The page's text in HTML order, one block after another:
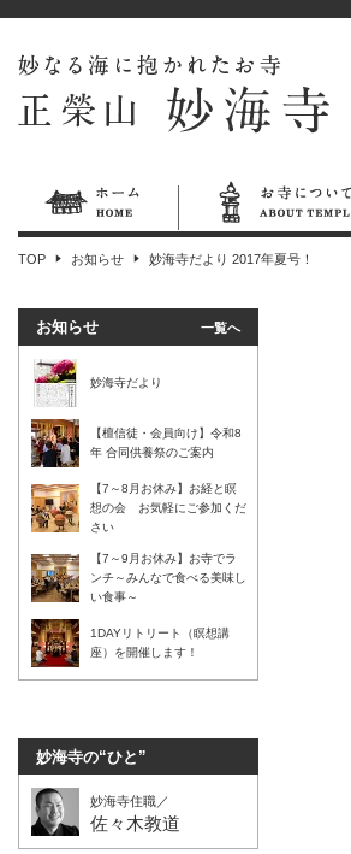
TOP お知らせ 妙海寺だより 2017年夏号！
お知らせ 一覧へ
妙海寺だより
【檀信徒・会員向け】令和8
年 合同供養祭のご案内
【7～8月お休み】お経と瞑
想の会 お気軽にご参加くだ
さい
【7～9月お休み】お寺でラ
ンチ～みんなで食べる美味し
い食事～
1DAYリトリート（瞑想講
座）を開催します！
妙海寺の“ひと”
妙海寺住職／
佐々木教道